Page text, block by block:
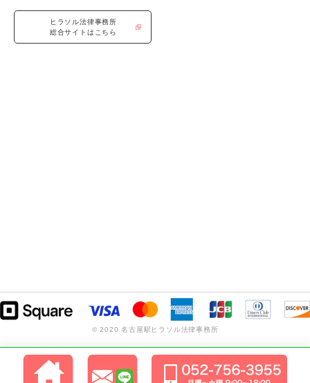
ヒラソル法律事務所
総合サイトはこちら
© 2020 名古屋駅ヒラソル法律事務所